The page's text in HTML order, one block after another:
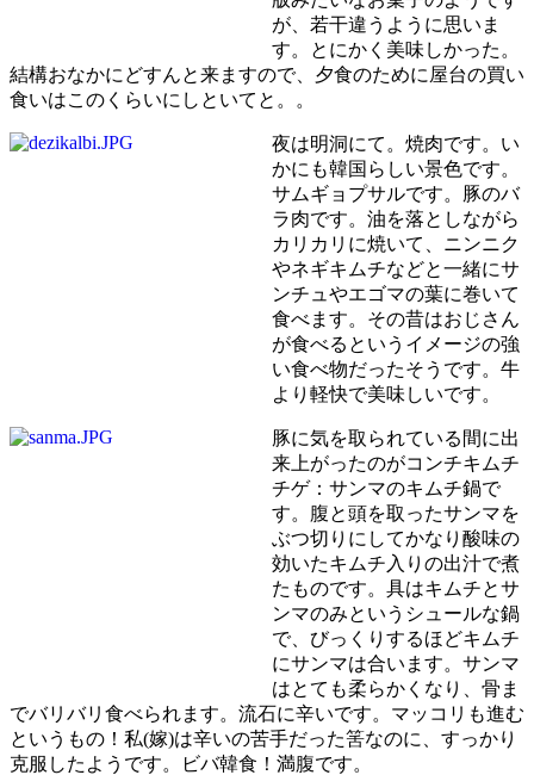
が、若干違うように思いま
す。とにかく美味しかった。
結構おなかにどすんと来ますので、夕食のために屋台の買い
食いはこのくらいにしといてと。。
夜は明洞にて。焼肉です。い
かにも韓国らしい景色です。
サムギョプサルです。豚のバ
ラ肉です。油を落としながら
カリカリに焼いて、ニンニク
やネギキムチなどと一緒にサ
ンチュやエゴマの葉に巻いて
食べます。その昔はおじさん
が食べるというイメージの強
い食べ物だったそうです。牛
より軽快で美味しいです。
豚に気を取られている間に出
来上がったのがコンチキムチ
チゲ：サンマのキムチ鍋で
す。腹と頭を取ったサンマを
ぶつ切りにしてかなり酸味の
効いたキムチ入りの出汁で煮
たものです。具はキムチとサ
ンマのみというシュールな鍋
で、びっくりするほどキムチ
にサンマは合います。サンマ
はとても柔らかくなり、骨ま
でバリバリ食べられます。流石に辛いです。マッコリも進む
というもの！私(嫁)は辛いの苦手だった筈なのに、すっかり
克服したようです。ビバ韓食！満腹です。